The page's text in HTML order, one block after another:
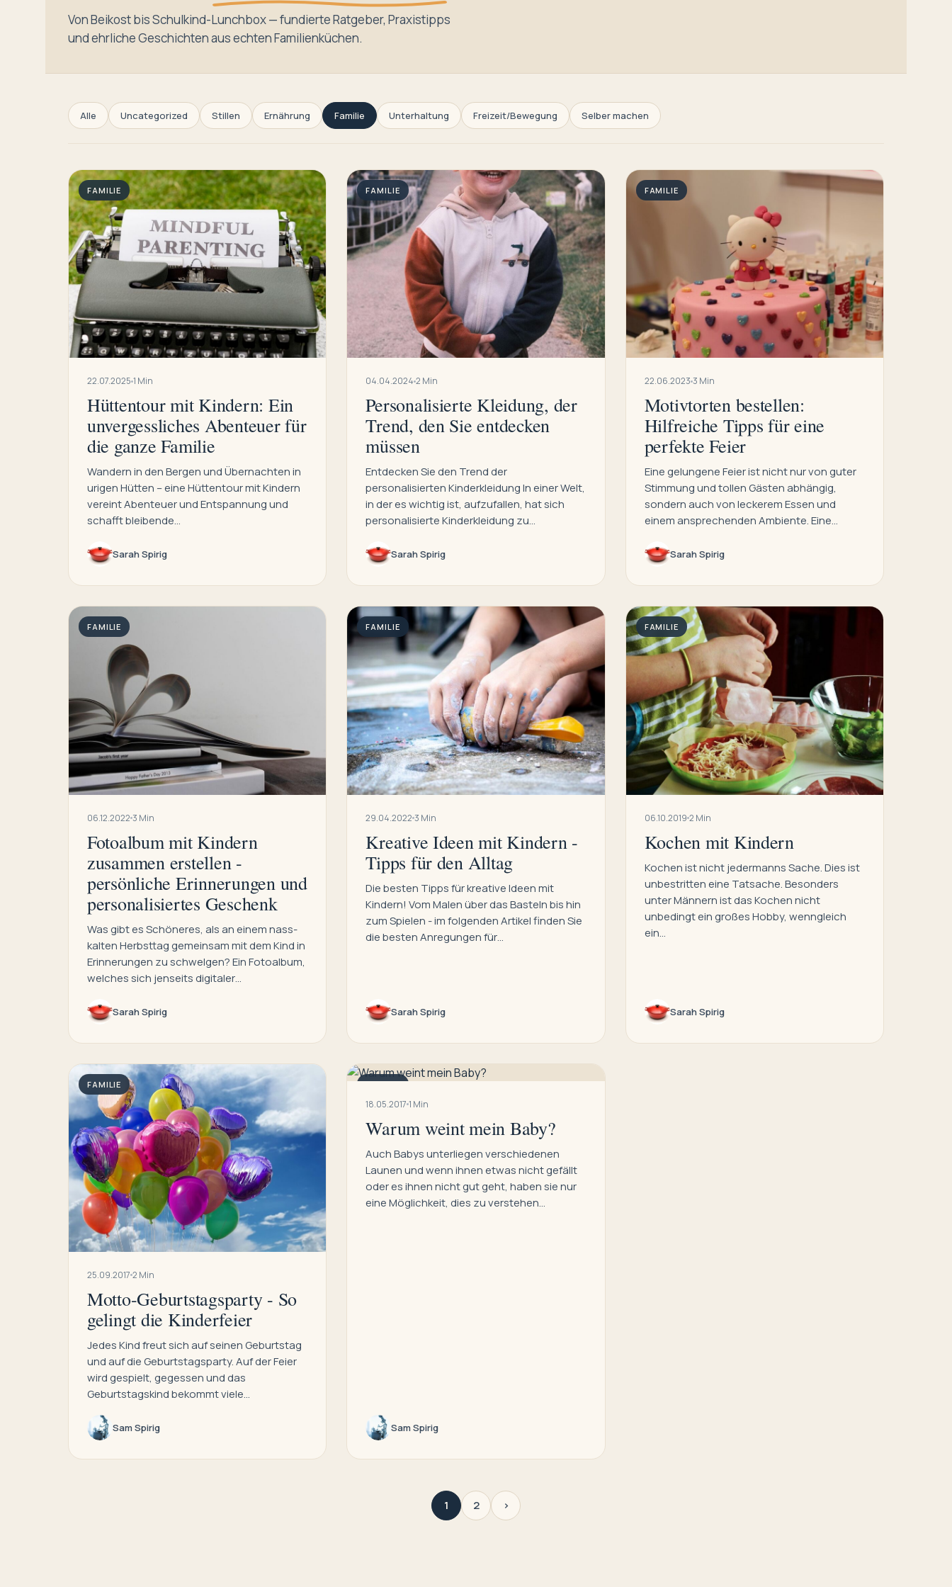
Von Beikost bis Schulkind-Lunchbox — fundierte Ratgeber, Praxistipps
und ehrliche Geschichten aus echten Familienküchen.
Alle Uncategorized Stillen Ernährung Familie Unterhaltung Freizeit/Bewegung Selber machen
FAMILIE
22.07.2025 1 Min
Hüttentour mit Kindern: Ein
unvergessliches Abenteuer für
die ganze Familie
Wandern in den Bergen und Übernachten in
urigen Hütten – eine Hüttentour mit Kindern
vereint Abenteuer und Entspannung und
schafft bleibende…
Sarah Spirig
FAMILIE
04.04.20242 Min
Personalisierte Kleidung, der
Trend, den Sie entdecken
müssen
Entdecken Sie den Trend der
personalisierten Kinderkleidung In einer Welt,
in der es wichtig ist, aufzufallen, hat sich
personalisierte Kinderkleidung zu…
Sarah Spirig
FAMILIE
22.06.2023 3 Min
Motivtorten bestellen:
Hilfreiche Tipps für eine
perfekte Feier
Eine gelungene Feier ist nicht nur von guter
Stimmung und tollen Gästen abhängig,
sondern auch von leckerem Essen und
einem ansprechenden Ambiente. Eine…
Sarah Spirig
FAMILIE
06.12.2022 3 Min
Fotoalbum mit Kindern
zusammen erstellen -
persönliche Erinnerungen und
personalisiertes Geschenk
Was gibt es Schöneres, als an einem nass-
kalten Herbsttag gemeinsam mit dem Kind in
Erinnerungen zu schwelgen? Ein Fotoalbum,
welches sich jenseits digitaler…
Sarah Spirig
FAMILIE
29.04.20223 Min
Kreative Ideen mit Kindern -
Tipps für den Alltag
Die besten Tipps für kreative Ideen mit
Kindern! Vom Malen über das Basteln bis hin
zum Spielen - im folgenden Artikel finden Sie
die besten Anregungen für…
Sarah Spirig
FAMILIE
06.10.2019 2 Min
Kochen mit Kindern
Kochen ist nicht jedermanns Sache. Dies ist
unbestritten eine Tatsache. Besonders
unter Männern ist das Kochen nicht
unbedingt ein großes Hobby, wenngleich
ein…
Sarah Spirig
FAMILIE
25.09.2017 2 Min
Motto-Geburtstagsparty - So
gelingt die Kinderfeier
Jedes Kind freut sich auf seinen Geburtstag
und auf die Geburtstagsparty. Auf der Feier
wird gespielt, gegessen und das
Geburtstagskind bekommt viele…
Sam Spirig
FAMILIE
18.05.20171 Min
Warum weint mein Baby?
Auch Babys unterliegen verschiedenen
Launen und wenn ihnen etwas nicht gefällt
oder es ihnen nicht gut geht, haben sie nur
eine Möglichkeit, dies zu verstehen…
Sam Spirig
1 2 ›